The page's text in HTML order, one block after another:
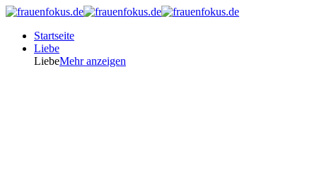
Startseite
Liebe
LiebeMehr anzeigen